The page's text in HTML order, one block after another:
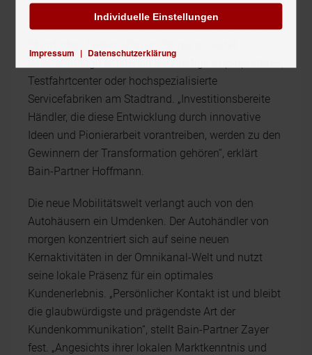
Service-Autohaus mit großer Fläche und hohem
Personalbedarf weicht einem Mix aus effizienteren
Innenstadtlage entstehen kurzfristige Pop-up-Stores,
Testfahrtcenter oder hochspezialisierte
Servicefabriken am Stadtrand. „Investitionsbereite
Händler, die diese Entwicklung durch innovative
Ideen und Pionierarbeit vorantreiben, werden zu den
Gewinnern der Transformation gehören“, erklärt
Bain-Partner Hoffmann.
Die neue Mobilitätswelt verlangt auch von den
Autohäusern ein Umdenken. Der Autohändler von
morgen konzentriert sich auf seine neuen
Kernaktivitäten in der Omnikanal-Welt und nutzt
seine lokale Präsenz für ein optimales
Kundenerlebnis. „Persönlicher Kontakt ist und bleibt
die glaubwürdigste und prägendste Art der
Kundenkommunikation“, stellt Bain-Partner Zayer
fest. „Angesichts ihrer lokalen Marktkenntnis und
Impressum | Datenschutzerklärung
Individuelle Einstellungen